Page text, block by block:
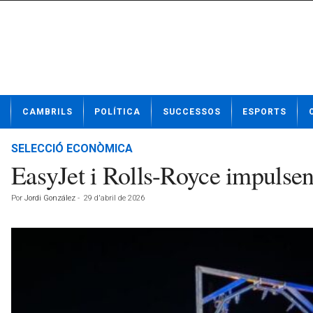
t
CAMBRILS POLÍTICA SUCCESSOS ESPORTS
SELECCIÓ ECONÒMICA
EasyJet i Rolls-Royce
Por Jordi González - 29 d'abril de 2026